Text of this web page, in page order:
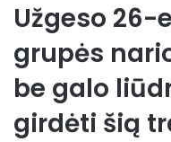
Užgeso 26-
grupės
be galo
girdėti šią